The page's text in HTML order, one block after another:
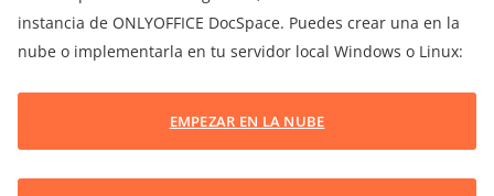
instancia de ONLYOFFICE DocSpace. Puedes crear una en la
nube o implementarla en tu servidor local Windows o Linux:
EMPEZAR EN LA NUBE